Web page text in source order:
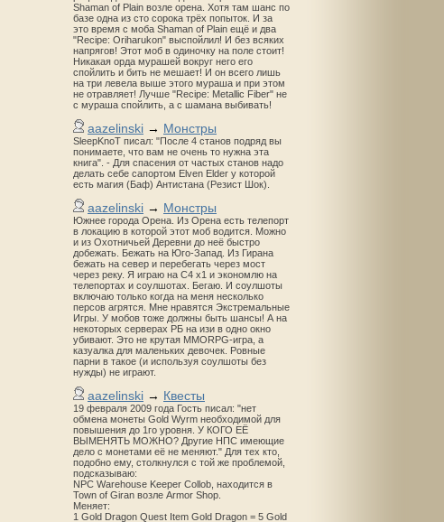
Shaman of Plain возле орена. Хотя там шанс по
базе одна из сто сорока трёх попыток. И за
это время с моба Shaman of Plain ещё и два
"Recipe: Oriharukon" выспойлил! И без всяких
напрягов! Этот моб в одиночку на поле стоит!
Никакая орда мурашей вокруг него его
спойлить и бить не мешает! И он всего лишь
на три левела выше этого мураша и при этом
не отравляет! Лучше "Recipe: Metallic Fiber" не
с мураша спойлить, а с шамана выбивать!
aazelinski → Монстры
SleepKnoT писал: "После 4 станов подряд вы
понимаете, что вам не очень то нужна эта
книга". - Для спасения от частых станов надо
делать себе сапортом Elven Elder у которой
есть магия (Баф) Антистана (Резист Шок).
aazelinski → Монстры
Южнее города Орена. Из Орена есть телепорт
в локацию в которой этот моб водится. Можно
и из Охотничьей Деревни до неё быстро
добежать. Бежать на Юго-Запад. Из Гирана
бежать на север и перебегать через мост
через реку. Я играю на С4 х1 и экономлю на
телепортах и соулшотах. Бегаю. И соулшоты
включаю только когда на меня несколько
персов агрятся. Мне нравятся Экстремальные
Игры. У мобов тоже должны быть шансы! А на
некоторых серверах РБ на изи в одно окно
убивают. Это не крутая MMORPG-игра, а
казуалка для маленьких девочек. Ровные
парни в такое (и используя соулшоты без
нужды) не играют.
aazelinski → Квесты
19 февраля 2009 года Гость писал: "нет
обмена монеты Gold Wyrm необходимой для
повышения до 1го уровня. У КОГО ЕЁ
ВЫМЕНЯТЬ МОЖНО? Другие НПС имеющие
дело с монетами её не меняют." Для тех кто,
подобно ему, столкнулся с той же проблемой,
подсказываю:
NPC Warehouse Keeper Collob, находится в
Town of Giran возле Armor Shop.
Меняет:
1 Gold Dragon Quest Item Gold Dragon = 5 Gold